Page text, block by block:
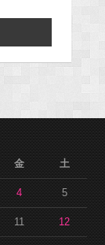
金 土
4 5
11 12